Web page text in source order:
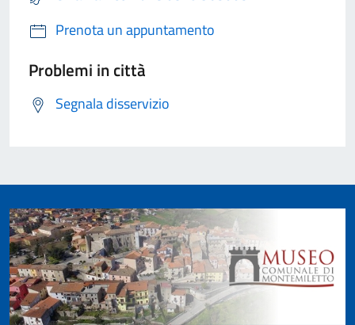
Prenota un appuntamento
Problemi in città
Segnala disservizio